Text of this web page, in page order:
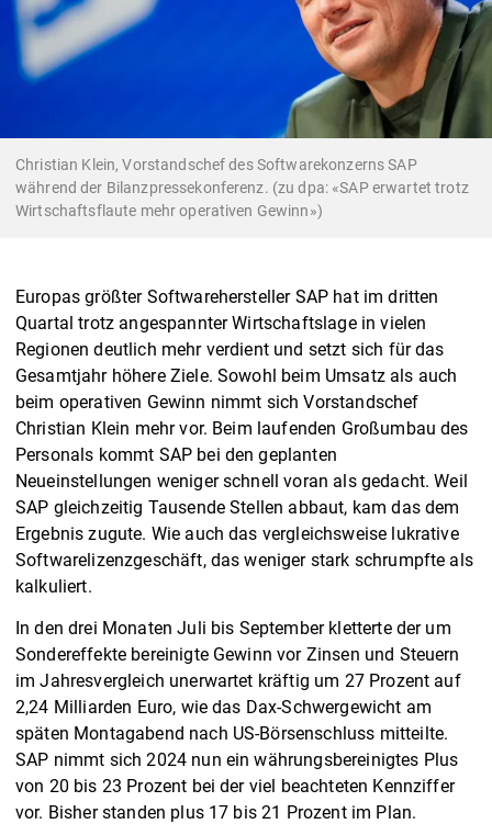
Christian Klein, Vorstandschef des Softwarekonzerns SAP
während der Bilanzpressekonferenz. (zu dpa: «SAP erwartet trotz
Wirtschaftsflaute mehr operativen Gewinn»)
Europas größter Softwarehersteller SAP hat im dritten
Quartal trotz angespannter Wirtschaftslage in vielen
Regionen deutlich mehr verdient und setzt sich für das
Gesamtjahr höhere Ziele. Sowohl beim Umsatz als auch
beim operativen Gewinn nimmt sich Vorstandschef
Christian Klein mehr vor. Beim laufenden Großumbau des
Personals kommt SAP bei den geplanten
Neueinstellungen weniger schnell voran als gedacht. Weil
SAP gleichzeitig Tausende Stellen abbaut, kam das dem
Ergebnis zugute. Wie auch das vergleichsweise lukrative
Softwarelizenzgeschäft, das weniger stark schrumpfte als
kalkuliert.
In den drei Monaten Juli bis September kletterte der um
Sondereffekte bereinigte Gewinn vor Zinsen und Steuern
im Jahresvergleich unerwartet kräftig um 27 Prozent auf
2,24 Milliarden Euro, wie das Dax-Schwergewicht am
späten Montagabend nach US-Börsenschluss mitteilte.
SAP nimmt sich 2024 nun ein währungsbereinigtes Plus
von 20 bis 23 Prozent bei der viel beachteten Kennziffer
vor. Bisher standen plus 17 bis 21 Prozent im Plan.